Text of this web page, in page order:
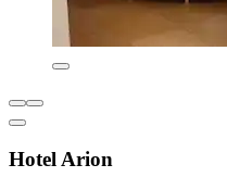
Hotel Arion